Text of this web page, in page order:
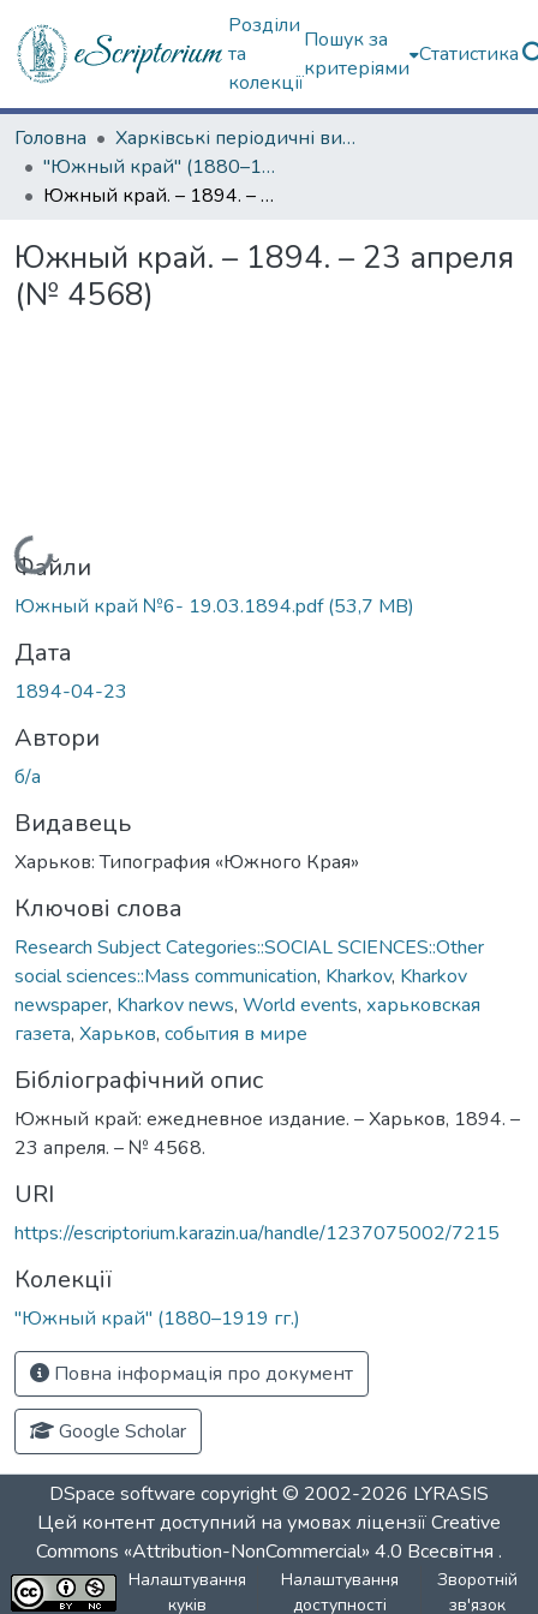
Розділи
та
колекції
Пошук за
критеріями
Статистика
Головна
Харківські періодичні видання
"Южный край" (1880–1919 гг.)
Южный край. – 1894. – 23 апреля (№ 4568)
Южный край. – 1894. – 23 апреля
(№ 4568)
Вантажиться...
Файли
Южный край №6- 19.03.1894.pdf(53,7 MB)
Дата
1894-04-23
Автори
б/а
Видавець
Харьков: Типография «Южного Края»
Ключові слова
Research Subject Categories::SOCIAL SCIENCES::Other
social sciences::Mass communication, Kharkov, Kharkov
newspaper, Kharkov news, World events, харьковская
газета, Харьков, события в мире
Бібліографічний опис
Южный край: ежедневное издание. – Харьков, 1894. –
23 апреля. – № 4568.
URI
https://escriptorium.karazin.ua/handle/1237075002/7215
Колекції
"Южный край" (1880–1919 гг.)
Повна інформація про документ
Google Scholar
DSpace software copyright © 2002-2026 LYRASIS
Цей контент доступний на умовах ліцензіїCreative
Commons «Attribution-NonCommercial» 4.0 Всесвітня .
Налаштування
куків
Налаштування
доступності
Зворотній
зв'язок